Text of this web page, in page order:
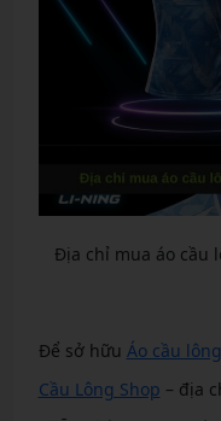
Địa chỉ mua áo cầu
Để sở hữu Áo cầu lông
Cầu Lông Shop – địa